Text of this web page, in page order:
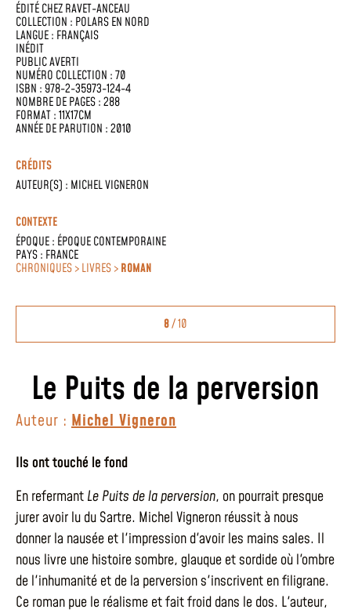
ÉDITÉ CHEZRAVET-ANCEAU
COLLECTION : POLARS EN NORD
LANGUE : FRANÇAIS
INÉDIT
PUBLIC AVERTI
NUMÉRO COLLECTION : 70
ISBN : 978-2-35973-124-4
NOMBRE DE PAGES : 288
FORMAT : 11X17CM
ANNÉE DE PARUTION : 2010
CRÉDITS
AUTEUR(S) : MICHEL VIGNERON
CONTEXTE
ÉPOQUE : ÉPOQUE CONTEMPORAINE
PAYS : FRANCE
CHRONIQUES > LIVRES >ROMAN
8/ 10
Le Puits de la perversion
Auteur : Michel Vigneron
Ils ont touché le fond
En refermant Le Puits de la perversion, on pourrait presque
jurer avoir lu du Sartre. Michel Vigneron réussit à nous
donner la nausée et l'impression d'avoir les mains sales. Il
nous livre une histoire sombre, glauque et sordide où l'ombre
de l'inhumanité et de la perversion s'inscrivent en filigrane.
Ce roman pue le réalisme et fait froid dans le dos. L'auteur,